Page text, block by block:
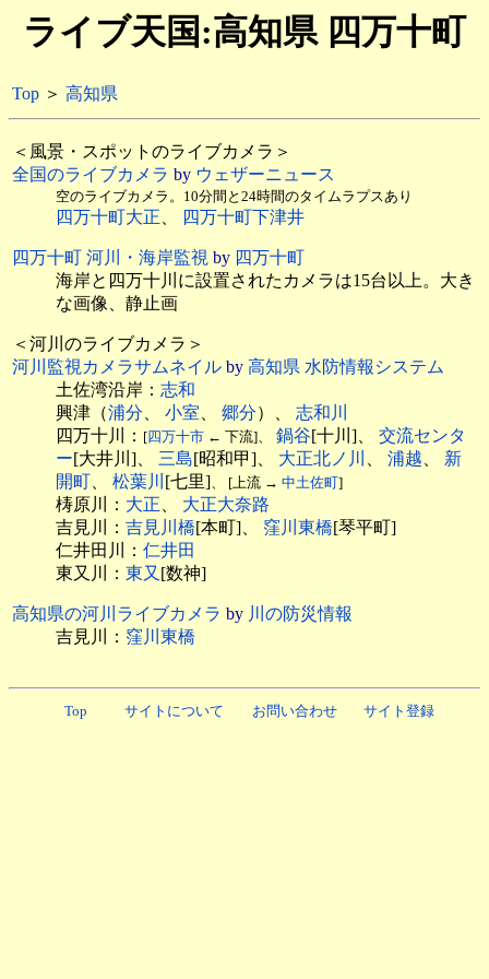
ライブ天国:高知県 四万十町
Top ＞ 高知県
＜風景・スポットのライブカメラ＞
全国のライブカメラ by ウェザーニュース
空のライブカメラ。10分間と24時間のタイムラプスあり
四万十町大正、 四万十町下津井
四万十町 河川・海岸監視 by 四万十町
海岸と四万十川に設置されたカメラは15台以上。大き
な画像、静止画
＜河川のライブカメラ＞
河川監視カメラサムネイル by 高知県 水防情報システム
土佐湾沿岸： 志和
興津（浦分、 小室、 郷分）、 志和川
四万十川： [四万十市 ← 下流]、 鍋谷[十川]、 交流センタ
ー[大井川]、 三島[昭和甲]、 大正北ノ川 、 浦越、 新
開町、 松葉川 [七里]、 [上流 → 中土佐町]
梼原川： 大正、 大正大奈路
吉見川： 吉見川橋[本町]、 窪川東橋[琴平町]
仁井田川： 仁井田
東又川： 東又[数神]
高知県の河川ライブカメラ by 川の防災情報
吉見川： 窪川東橋
Top サイトについて お問い合わせ サイト登録